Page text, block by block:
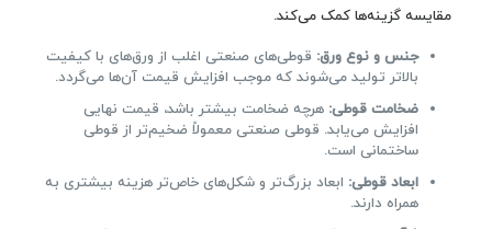
مقایسه گزینه‌ها کمک می‌کند.
جنس و نوع ورق: قوطی‌های صنعتی اغلب از ورق‌های با کیفیت
بالاتر تولید می‌شوند که موجب افزایش قیمت آن‌ها می‌گردد.
ضخامت قوطی: هرچه ضخامت بیشتر باشد، قیمت نهایی
افزایش می‌یابد. قوطی صنعتی معمولاً ضخیم‌تر از قوطی
ساختمانی است.
ابعاد قوطی: ابعاد بزرگ‌تر و شکل‌های خاص‌تر هزینه بیشتری به
همراه دارند.